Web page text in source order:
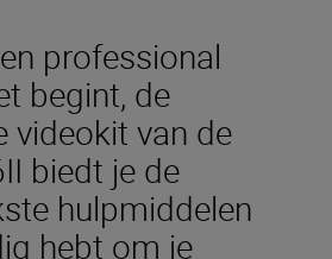
professional
begint, de
videokit van de
biedt je de
hulpmiddelen
hebt om je